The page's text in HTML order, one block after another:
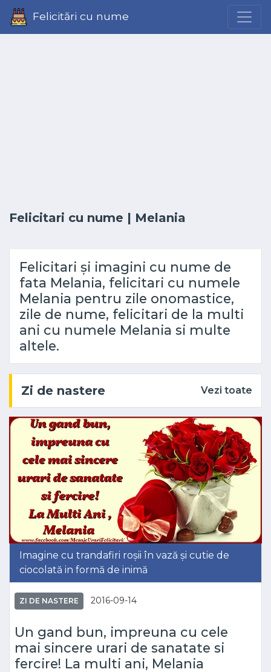
Felicitări cu nume
Felicitari cu nume | Melania
Felicitari și imagini cu nume de
fata Melania, felicitari cu numele
Melania pentru zile onomastice,
zile de nume, felicitari de la multi
ani cu numele Melania si multe
altele.
Zi de nastere Vezi toate
Imagine cu trandafiri roșii în vază și cutie de
ciocolată in formă de inimă
ZI DE NASTERE 2016-09-14
Un gand bun, impreuna cu cele
mai sincere urari de sanatate si
fercire! La multi ani, Melania